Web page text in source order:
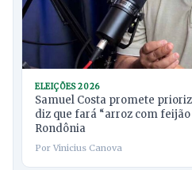
ELEIÇÕES 2026
Samuel Costa promete
diz que fará “arroz com
Rondônia
Por Vinicius Canova